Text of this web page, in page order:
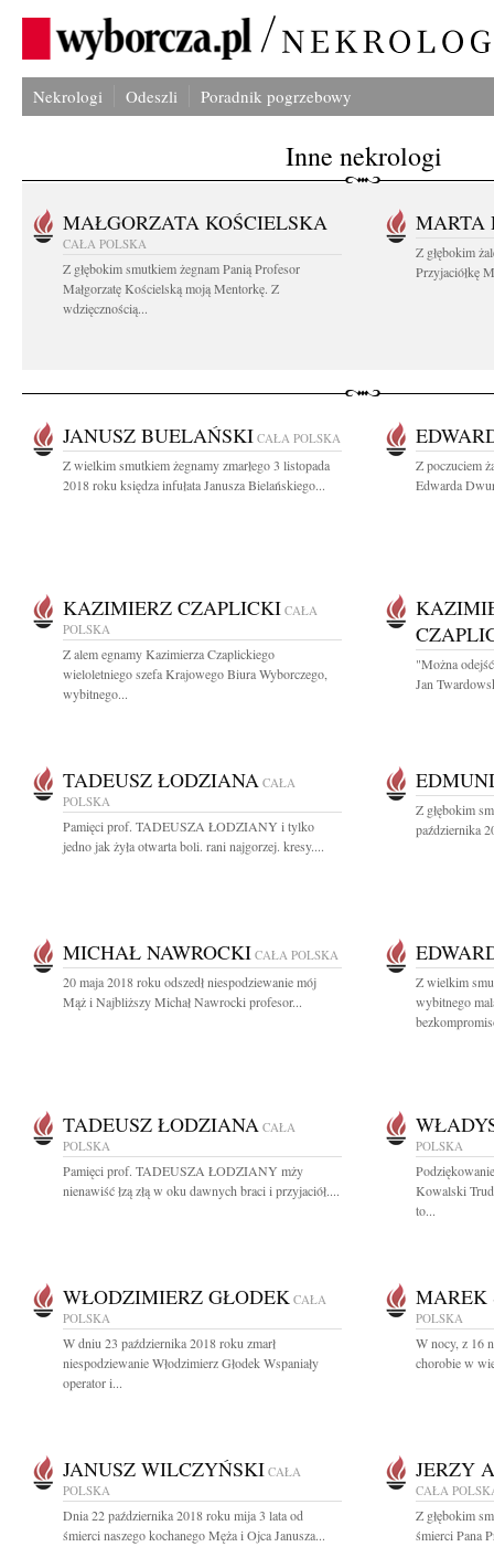
Nekrologi Odeszli Poradnik pogrzebowy
Inne nekrologi
MAŁGORZATA KOŚCIELSKA
CAŁA POLSKA
Z głębokim smutkiem żegnam Panią Profesor
Małgorzatę Kościelską moją Mentorkę. Z
wdzięcznością...
MARTA
Z głębokim
Przyjaciółkę
JANUSZ BUELAŃSKI CAŁA POLSKA
Z wielkim smutkiem żegnamy zmarłego 3 listopada
2018 roku księdza infułata Janusza Bielańskiego...
Z poczuciem
Edwarda
KAZIMIERZ CZAPLICKI CAŁA
POLSKA
Z alem egnamy Kazimierza Czaplickiego
wieloletniego szefa Krajowego Biura Wyborczego,
wybitnego...
"Można
Jan
TADEUSZ ŁODZIANA CAŁA
POLSKA
Pamięci prof. TADEUSZA ŁODZIANY i tylko
jedno jak żyła otwarta boli. rani najgorzej. kresy....
Z głębokim
października
MICHAŁ NAWROCKI CAŁA POLSKA
20 maja 2018 roku odszedł niespodziewanie mój
Mąż i Najbliższy Michał Nawrocki profesor...
Z wielkim
wybitnego
TADEUSZ ŁODZIANA CAŁA
POLSKA
Pamięci prof. TADEUSZA ŁODZIANY mży
nienawiść łzą złą w oku dawnych braci i przyjaciół....
POLSKA
Kowalski
to...
WŁODZIMIERZ GŁODEK CAŁA
POLSKA
W dniu 23 października 2018 roku zmarł
niespodziewanie Włodzimierz Głodek Wspaniały
operator i...
MAREK
POLSKA
W nocy, z 16
chorobie w
JANUSZ WILCZYŃSKI CAŁA
POLSKA
Dnia 22 października 2018 roku mija 3 lata od
śmierci naszego kochanego Męża i Ojca Janusza...
JERZY
CAŁA
Z głębokim
śmierci Pana